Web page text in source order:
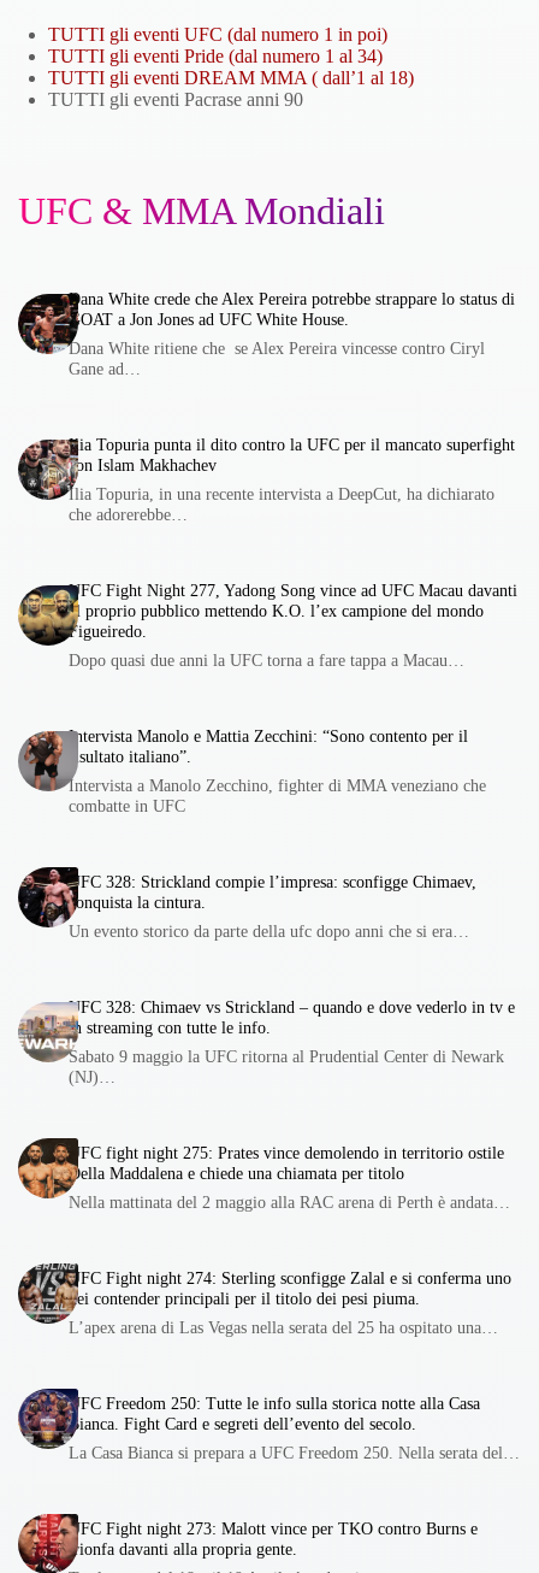
TUTTI gli eventi UFC (dal numero 1 in poi)
TUTTI gli eventi Pride (dal numero 1 al 34)
TUTTI gli eventi DREAM MMA ( dall’1 al 18)
TUTTI gli eventi Pacrase anni 90
UFC & MMA Mondiali
Dana White crede che Alex Pereira potrebbe strappare lo status di
GOAT a Jon Jones ad UFC White House.
Dana White ritiene che se Alex Pereira vincesse contro Ciryl
Gane ad…
Ilia Topuria punta il dito contro la UFC per il mancato superfight
con Islam Makhachev
Ilia Topuria, in una recente intervista a DeepCut, ha dichiarato
che adorerebbe…
UFC Fight Night 277, Yadong Song vince ad UFC Macau davanti
al proprio pubblico mettendo K.O. l’ex campione del mondo
Figueiredo.
Dopo quasi due anni la UFC torna a fare tappa a Macau…
Intervista Manolo e Mattia Zecchini: “Sono contento per il
risultato italiano”.
Intervista a Manolo Zecchino, fighter di MMA veneziano che
combatte in UFC
UFC 328: Strickland compie l’impresa: sconfigge Chimaev,
conquista la cintura.
Un evento storico da parte della ufc dopo anni che si era…
UFC 328: Chimaev vs Strickland – quando e dove vederlo in tv e
in streaming con tutte le info.
Sabato 9 maggio la UFC ritorna al Prudential Center di Newark
(NJ)…
UFC fight night 275: Prates vince demolendo in territorio ostile
Della Maddalena e chiede una chiamata per titolo
Nella mattinata del 2 maggio alla RAC arena di Perth è andata…
UFC Fight night 274: Sterling sconfigge Zalal e si conferma uno
dei contender principali per il titolo dei pesi piuma.
L’apex arena di Las Vegas nella serata del 25 ha ospitato una…
UFC Freedom 250: Tutte le info sulla storica notte alla Casa
Bianca. Fight Card e segreti dell’evento del secolo.
La Casa Bianca si prepara a UFC Freedom 250. Nella serata del…
UFC Fight night 273: Malott vince per TKO contro Burns e
trionfa davanti alla propria gente.